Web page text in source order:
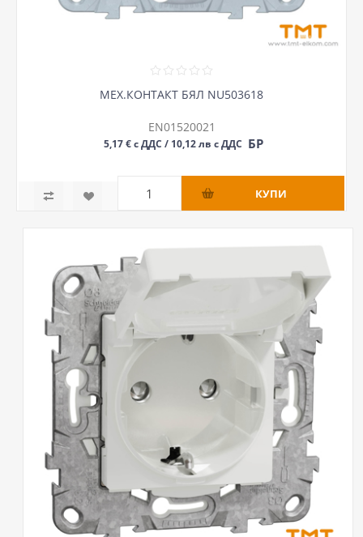
МЕХ.КОНТАКТ БЯЛ NU503618
EN01520021
5,17 € с ДДС / 10,12 лв с ДДС БР